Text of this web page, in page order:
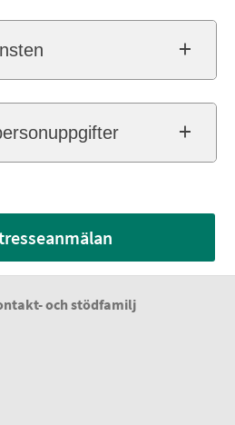
och stödfamilj